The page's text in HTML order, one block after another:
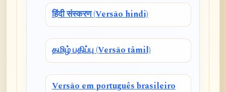
हिंदी संस्करण (Versão hindi)
தமிழ் பதிப்பு (Versão tâmil)
Versão em português brasileiro